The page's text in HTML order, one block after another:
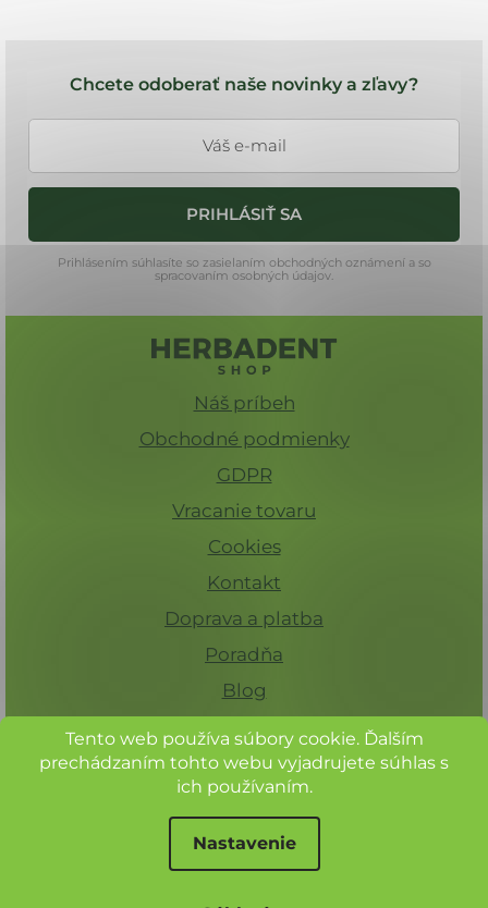
Tento web používa súbory cookie. Ďalším
prechádzaním tohto webu vyjadrujete súhlas s
ich používaním.
Nastavenie
d
i
e
p
r
v
k
v
ý
p
i
s
u
Chcete odoberať naše novinky a zľavy?
PRIHLÁSIŤ SA
Prihlásením súhlasíte so zasielaním obchodných oznámení a so
spracovaním osobných údajov.
Náš príbeh
Obchodné podmienky
GDPR
Vracanie tovaru
Cookies
Kontakt
Doprava a platba
Poradňa
Blog